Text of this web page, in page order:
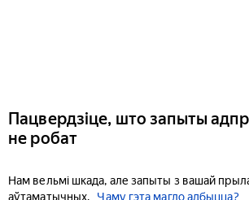
Пацвердзіце, што запыты
не робат
Нам вельмі шкада, але запыты з вашай
аўтаматычных.
Чаму гэта магло адбыцца?